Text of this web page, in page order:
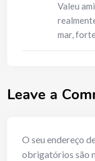
Valeu
mar,
Leave a
O seu endereço
obrigatórios são